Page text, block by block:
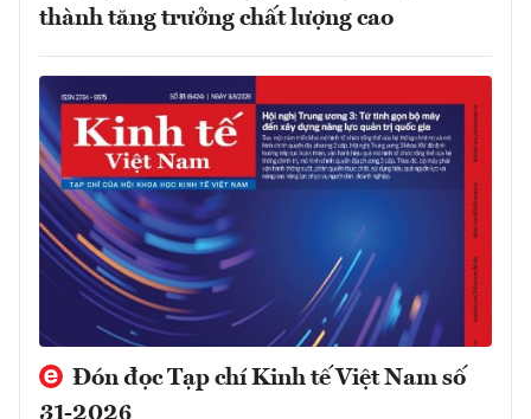
thành tăng trưởng chất lượng cao
Đón đọc Tạp chí Kinh tế Việt Nam số
31-2026